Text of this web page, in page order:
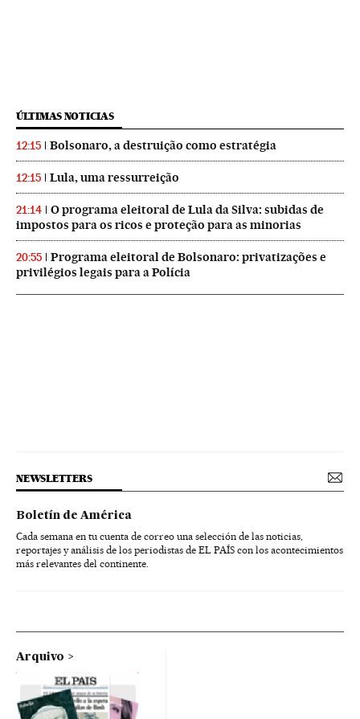
ÚLTIMAS NOTICIAS
12:15 Bolsonaro, a destruição como estratégia
12:15 Lula, uma ressurreição
21:14
O programa eleitoral de Lula da Silva: subidas de
impostos para os ricos e proteção para as minorias
20:55
Programa eleitoral de Bolsonaro: privatizações e
privilégios legais para a Polícia
NEWSLETTERS
Boletín de América
Cada semana en tu cuenta de correo una selección de las noticias,
reportajes y análisis de los periodistas de EL PAÍS con los acontecimientos
más relevantes del continente.
Arquivo